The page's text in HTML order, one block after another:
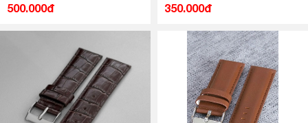
500.000đ 350.000đ